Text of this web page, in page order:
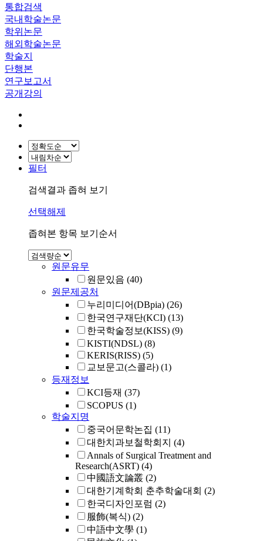
통합검색
국내학술논문
학위논문
해외학술논문
학술지
단행본
연구보고서
공개강의
필터
검색결과 좁혀 보기
선택해제
좁혀본 항목 보기순서
원문유무
원문있음 (40)
원문제공처
누리미디어(DBpia) (26)
한국연구재단(KCI) (13)
한국학술정보(KISS) (9)
KISTI(NDSL) (8)
KERIS(RISS) (5)
교보문고(스콜라) (1)
등재정보
KCI등재 (37)
SCOPUS (1)
학술지명
중국어문학논집 (11)
대한치과보철학회지 (4)
Annals of Surgical Treatment and
Research(ASRT) (4)
中國語文論叢 (2)
대한기계학회 춘추학술대회 (2)
한국디자인포럼 (2)
服飾(복식) (2)
中語中文學 (1)